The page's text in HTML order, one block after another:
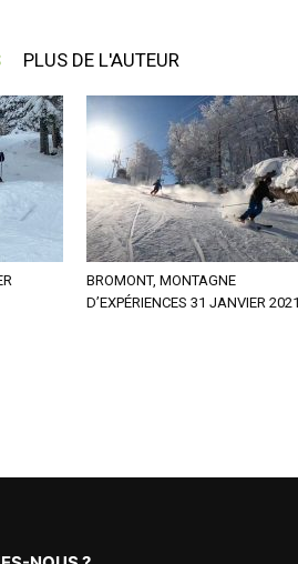
PLUS DE L'AUTEUR
BROMONT, MONTAGNE
D’EXPÉRIENCES 31 JANVIER 2021